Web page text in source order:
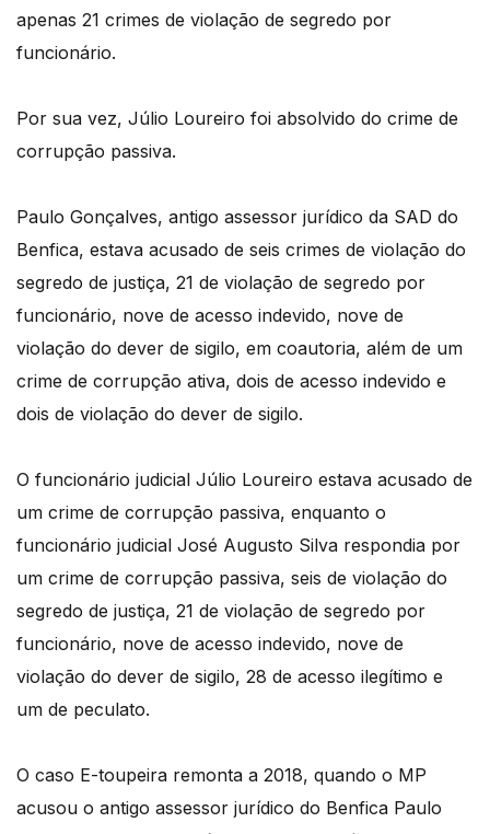
apenas 21 crimes de violação de segredo por
funcionário.
Por sua vez, Júlio Loureiro foi absolvido do crime de
corrupção passiva.
Paulo Gonçalves, antigo assessor jurídico da SAD do
Benfica, estava acusado de seis crimes de violação do
segredo de justiça, 21 de violação de segredo por
funcionário, nove de acesso indevido, nove de
violação do dever de sigilo, em coautoria, além de um
crime de corrupção ativa, dois de acesso indevido e
dois de violação do dever de sigilo.
O funcionário judicial Júlio Loureiro estava acusado de
um crime de corrupção passiva, enquanto o
funcionário judicial José Augusto Silva respondia por
um crime de corrupção passiva, seis de violação do
segredo de justiça, 21 de violação de segredo por
funcionário, nove de acesso indevido, nove de
violação do dever de sigilo, 28 de acesso ilegítimo e
um de peculato.
O caso E-toupeira remonta a 2018, quando o MP
acusou o antigo assessor jurídico do Benfica Paulo